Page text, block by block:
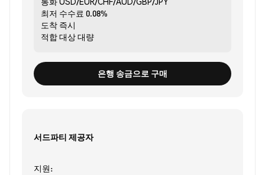
최저 수수료 0.08%
도착 즉시
적합 대상대량
은행 송금으로 구매
서드파티 제공자
지원: